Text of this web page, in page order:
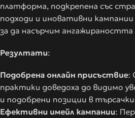
платформа, подкрепена със
подходи и иновативни
за да насърчим
Резултати:
Подобрена онлайн присъствие:
практики доведоха до видимо
и подобрени позиции в
Ефективни имейл кампании: